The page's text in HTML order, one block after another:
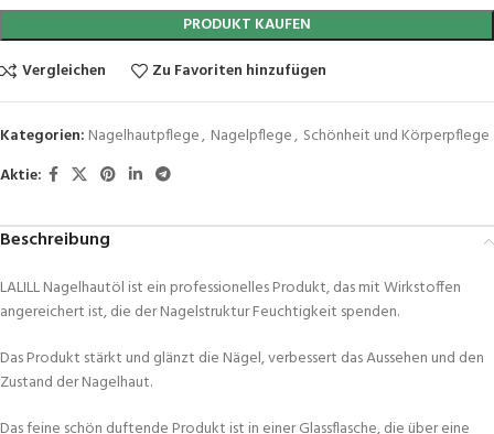
PRODUKT KAUFEN
Vergleichen
Zu Favoriten hinzufügen
Kategorien: Nagelhautpflege, Nagelpflege, Schönheit und Körperpflege
Aktie:
Beschreibung
LALILL Nagelhautöl ist ein professionelles Produkt, das mit Wirkstoffen
angereichert ist, die der Nagelstruktur Feuchtigkeit spenden.
Das Produkt stärkt und glänzt die Nägel, verbessert das Aussehen und den
Zustand der Nagelhaut.